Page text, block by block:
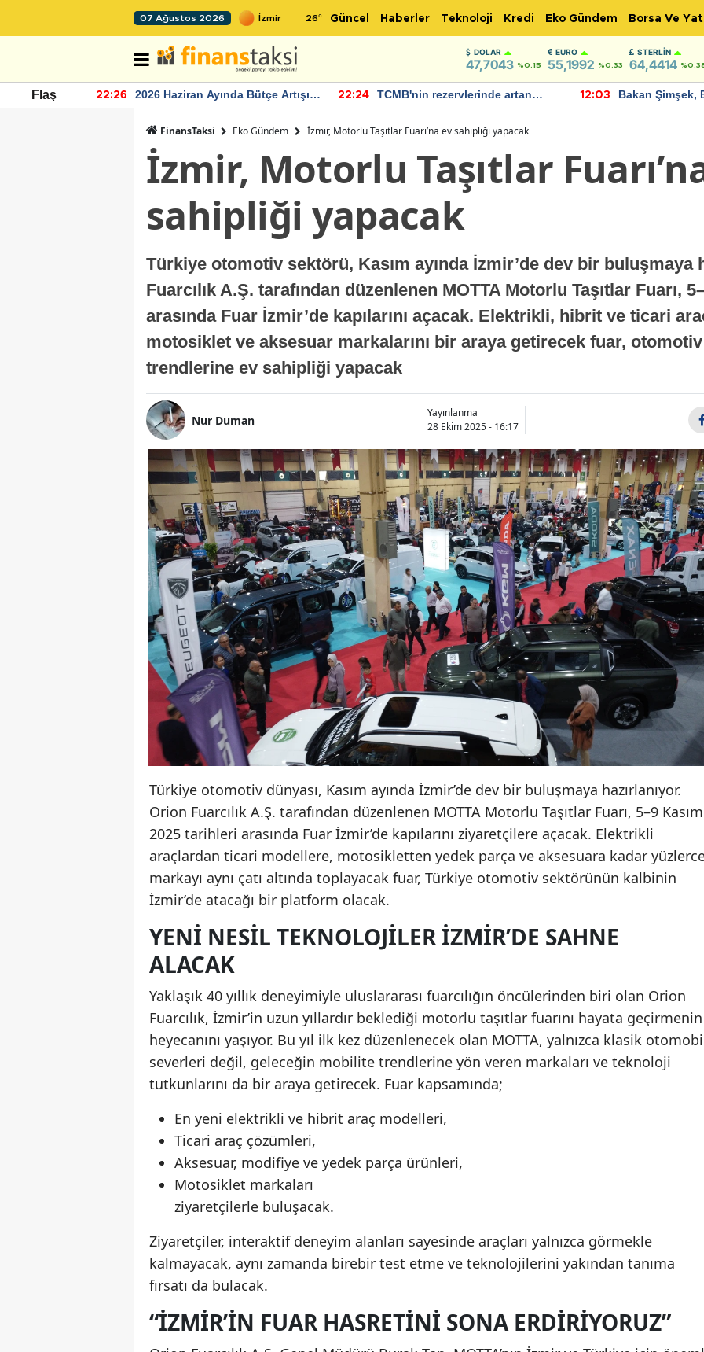
07 Ağustos 2026 26° Güncel Haberler Teknoloji Kredi Eko Gündem Borsa Ve
DOLAR
47,7043 %0.15
EURO
55,1992 %0.33
STERLIN
64,4414
Flaş 22:26
2026 Haziran Ayında Bütçe Artışı
22:24
TCMB'nin rezervlerinde artan
12:03
Bakan Şimşek,
FinansTaksi Eko Gündem İzmir, Motorlu Taşıtlar Fuarı’na ev sahipliği yapacak
İzmir, Motorlu Taşıtlar
sahipliği yapacak
Türkiye otomotiv sektörü, Kasım ayında İzmir’de dev bir buluşmaya
Fuarcılık A.Ş. tarafından düzenlenen MOTTA Motorlu Taşıtlar Fuarı,
arasında Fuar İzmir’de kapılarını açacak. Elektrikli, hibrit ve ticari
motosiklet ve aksesuar markalarını bir araya getirecek fuar, otomotiv
trendlerine ev sahipliği yapacak
Nur Duman
Yayınlanma
28 Ekim 2025 - 16:17
Türkiye otomotiv dünyası, Kasım ayında İzmir’de dev bir buluşmaya hazırlanıyor.
Orion Fuarcılık A.Ş. tarafından düzenlenen MOTTA Motorlu Taşıtlar Fuarı, 5–9 Kasım
2025 tarihleri arasında Fuar İzmir’de kapılarını ziyaretçilere açacak. Elektrikli
araçlardan ticari modellere, motosikletten yedek parça ve aksesuara kadar
markayı aynı çatı altında toplayacak fuar, Türkiye otomotiv sektörünün kalbinin
İzmir’de atacağı bir platform olacak.
YENI NESIL TEKNOLOJILER İZMIR’DE SAHNE
ALACAK
Yaklaşık 40 yıllık deneyimiyle uluslararası fuarcılığın öncülerinden biri olan Orion
Fuarcılık, İzmir’in uzun yıllardır beklediği motorlu taşıtlar fuarını hayata geçirmenin
heyecanını yaşıyor. Bu yıl ilk kez düzenlenecek olan MOTTA, yalnızca klasik
severleri değil, geleceğin mobilite trendlerine yön veren markaları ve teknoloji
tutkunlarını da bir araya getirecek. Fuar kapsamında;
En yeni elektrikli ve hibrit araç modelleri,
Ticari araç çözümleri,
Aksesuar, modifiye ve yedek parça ürünleri,
Motosiklet markaları
ziyaretçilerle buluşacak.
Ziyaretçiler, interaktif deneyim alanları sayesinde araçları yalnızca görmekle
kalmayacak, aynı zamanda birebir test etme ve teknolojilerini yakından tanıma
fırsatı da bulacak.
“İZMIR’IN FUAR HASRETINI SONA ERDIRIYORUZ”